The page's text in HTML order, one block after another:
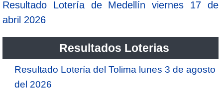
Resultado Lotería de Medellín viernes 17 de
abril 2026
Resultados Loterias
Resultado Lotería del Tolima lunes 3 de agosto
del 2026